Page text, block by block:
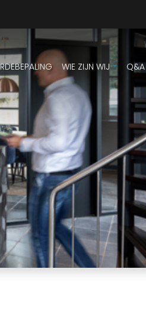
WIE ZIJN WIJ Q&A